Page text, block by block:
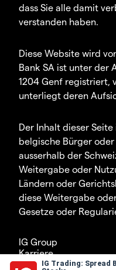
IG Trading: Spread
dass Sie alle damit
verstanden haben.
Diese Website wird
Bank SA ist unter der
1204 Genf registriert,
unterliegt deren
Der Inhalt dieser
belgische Bürger
ausserhalb der
Weitergabe oder
Ländern oder
diese Weitergabe
Gesetze oder
IG Group
Karriere